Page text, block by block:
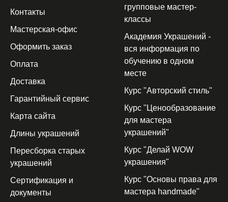
Контакты
Мастерская-офис
Оформить заказ
Оплата
Доставка
Гарантийный сервис
Карта сайта
Длины украшений
Пересборка старых
украшений
Сертификация и
документы
групповые мастер-
классы
Академия Украшений -
вся информация по
обучению в одном
месте
Курс "Авторский стиль"
Курс "Ценообразование
для мастера
украшений"
Курс "Делай WOW
украшения"
Курс "Основы права для
мастера handmade"